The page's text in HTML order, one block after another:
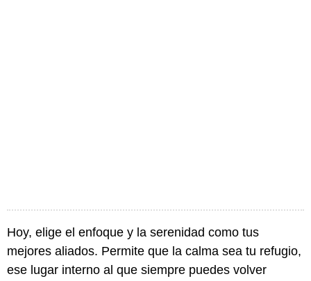
Hoy, elige el enfoque y la serenidad como tus
mejores aliados. Permite que la calma sea tu refugio,
ese lugar interno al que siempre puedes volver